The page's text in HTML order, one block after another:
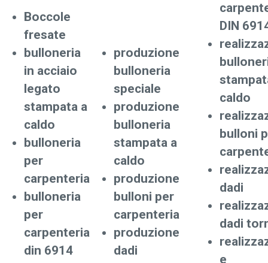
Boccole
fresate
bulloneria
in acciaio
legato
stampata a
caldo
bulloneria
per
carpenteria
bulloneria
per
carpenteria
din 6914
produzione
bulloneria
speciale
produzione
bulloneria
stampata a
caldo
produzione
bulloni per
carpenteria
produzione
dadi
DIN
caldo
bulloni
dadi
dadi
e